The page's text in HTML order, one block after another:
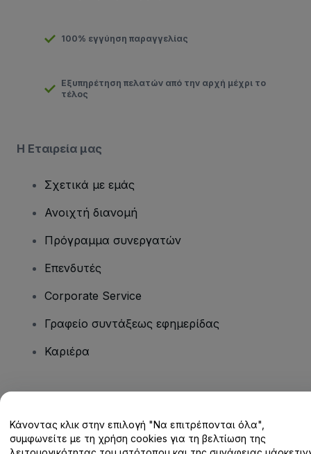
100% εγγύηση παραγγελίας
Εξυπηρέτηση πελατών από την αρχή μέχρι το
τέλος
Η Εταιρεία μας
Σχετικά με εμάς
Ανοιχτή διανομή
Πρόγραμμα συνεργατών
Επενδυτές
Corporate Service
Γραφείο συντάξεως εφημερίδας
Καριέρα
Κέντρο βοήθειας / Επικοινωνήστε μαζί μας
Κάνοντας κλικ στην επιλογή "Να επιτρέπονται όλα",
συμφωνείτε με τη χρήση cookies για τη βελτίωση της